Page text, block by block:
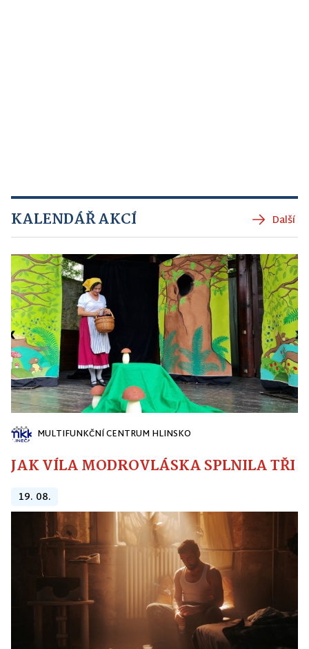
KALENDÁŘ AKCÍ Další
MULTIFUNKČNÍ CENTRUM HLINSKO
JAK VÍLA MODROVLÁSKA SPLNILA
19. 08.